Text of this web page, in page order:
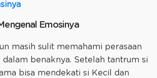
Emosinya
masih sulit memahami perasaan
dalam benaknya. Setelah tantrum si
bisa mendekati si Kecil dan